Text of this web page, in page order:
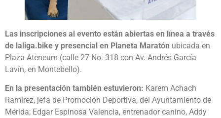
Las inscripciones al evento están abiertas en línea a través
de laliga.bike y presencial en Planeta Maratón ubicada en
Plaza Ateneum (calle 27 No. 318 con Av. Andrés García
Lavín, en Montebello).
En la presentación también estuvieron: Karem Achach
Ramírez, jefa de Promoción Deportiva, del Ayuntamiento de
Mérida; Edgar Espinosa Valencia, entrenador canino, Addy